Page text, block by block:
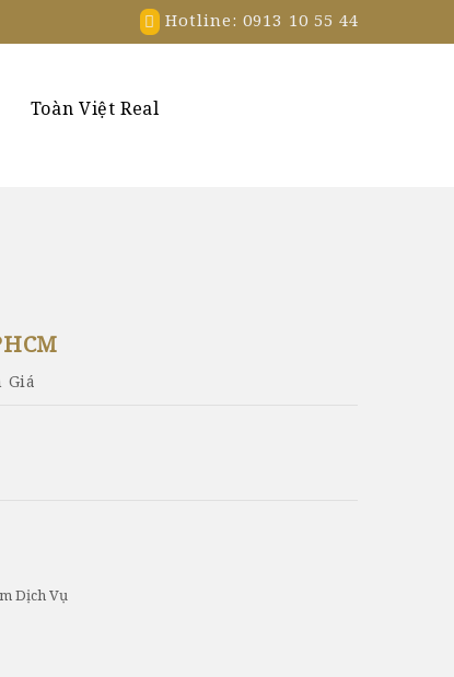
Hotline: 0913 10 55 44
Toàn Việt Real
Giá
Dịch Vụ